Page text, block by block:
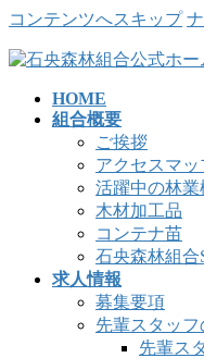
コンテンツへスキップ
HOME
組合概要
ご挨拶
アクセスマッ
活躍中の林業
木材加工品
コンテナ苗
石央森林組合
求人情報
募集要項
先輩スタッ
先輩ス